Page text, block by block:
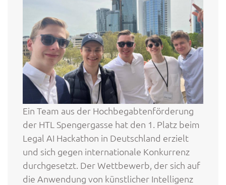
Ein Team aus der Hochbegabtenförderung
der HTL Spengergasse hat den 1. Platz beim
Legal AI Hackathon in Deutschland erzielt
und sich gegen internationale Konkurrenz
durchgesetzt. Der Wettbewerb, der sich auf
die Anwendung von künstlicher Intelligenz